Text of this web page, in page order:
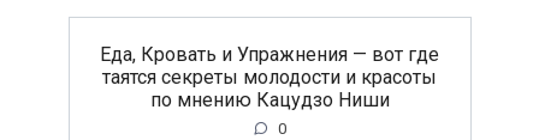
Еда, Кровать и Упражнения — вот где
таятся секреты молодости и красоты
по мнению Кацудзо Ниши
0